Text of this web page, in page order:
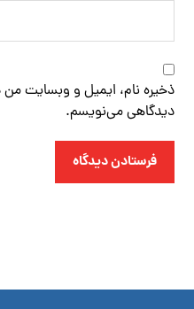
ذخیره نام، ایمیل و وبسایت من
دیدگاهی می‌نویسم.
فرستادن دیدگاه